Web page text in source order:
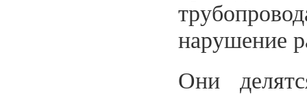
нарушение
Они